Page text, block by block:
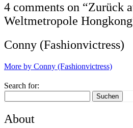
4 comments on “Zurück
Weltmetropole Hongkong
Conny (Fashionvictress)
More by Conny (Fashionvictress)
Search for:
Suchen
About